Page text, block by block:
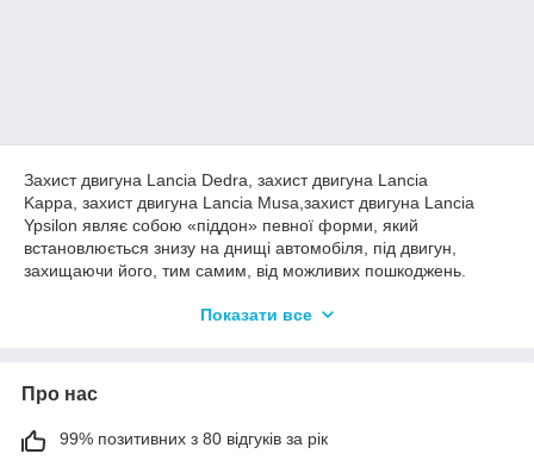
Захист двигуна Lancia Dedra, захист двигуна Lancia
Kappa, захист двигуна Lancia Musa,захист двигуна Lancia
Ypsilon являє собою «піддон» певної форми, який
встановлюється знизу на днищі автомобіля, під двигун,
захищаючи його, тим самим, від можливих пошкоджень.
Каппа, захисту картера Лянчия Муса, захисту картера Лянчия
момент – наявність гумових або пластикових вставок-
автомобіля, завдяки яким захист не деренчить.
Показати все
Про нас
99% позитивних з 80 відгуків за рік